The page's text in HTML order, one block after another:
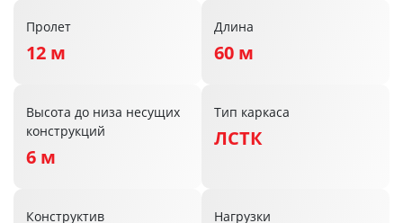
Пролет
12 м
Длина
60 м
Высота до низа несущих
конструкций
6 м
Тип каркаса
ЛСТК
Конструктив Нагрузки